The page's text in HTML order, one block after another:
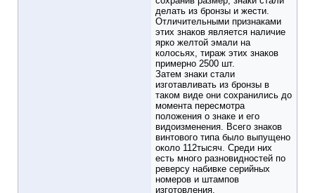
делать из бронзы и жести.
Отличительными признаками
этих знаков является наличие
ярко желтой эмали на
колосьях, тираж этих знаков
примерно 2500 шт.
Затем знаки стали
изготавливать из бронзы в
таком виде они сохранились до
момента пересмотра
положения о знаке и его
видоизменения. Всего знаков
винтового типа было выпущено
около 112тысяч. Среди них
есть много разновидностей по
реверсу набивке серийных
номеров и штампов
изготовления.